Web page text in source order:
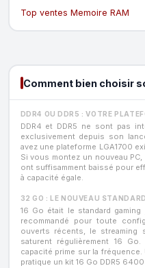
Top ventes Memoire RAM
Comment bien choisir
DDR4 OU DDR5 : VOTRE
DDR4 et DDR5 ne sont pas
exclusivement depuis son
avez une plateforme LGA1700
Si vous montez un nouveau
ont suffisamment baissé pour
à capacité égale.
32 GO : LE NOUVEAU
16 Go était le standard
recommandé pour toute
ouverts récents, le streaming
saturent régulièrement 16
capacité prime sur la
pratique un kit 16 Go DDR5